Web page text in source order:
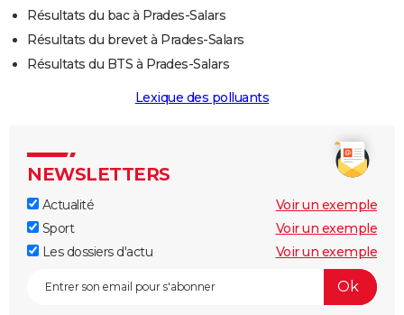
Résultats du bac à Prades-Salars
Résultats du brevet à Prades-Salars
Résultats du BTS à Prades-Salars
Lexique des polluants
NEWSLETTERS
Actualité
Voir un exemple
Sport
Voir un exemple
Les dossiers d'actu
Voir un exemple